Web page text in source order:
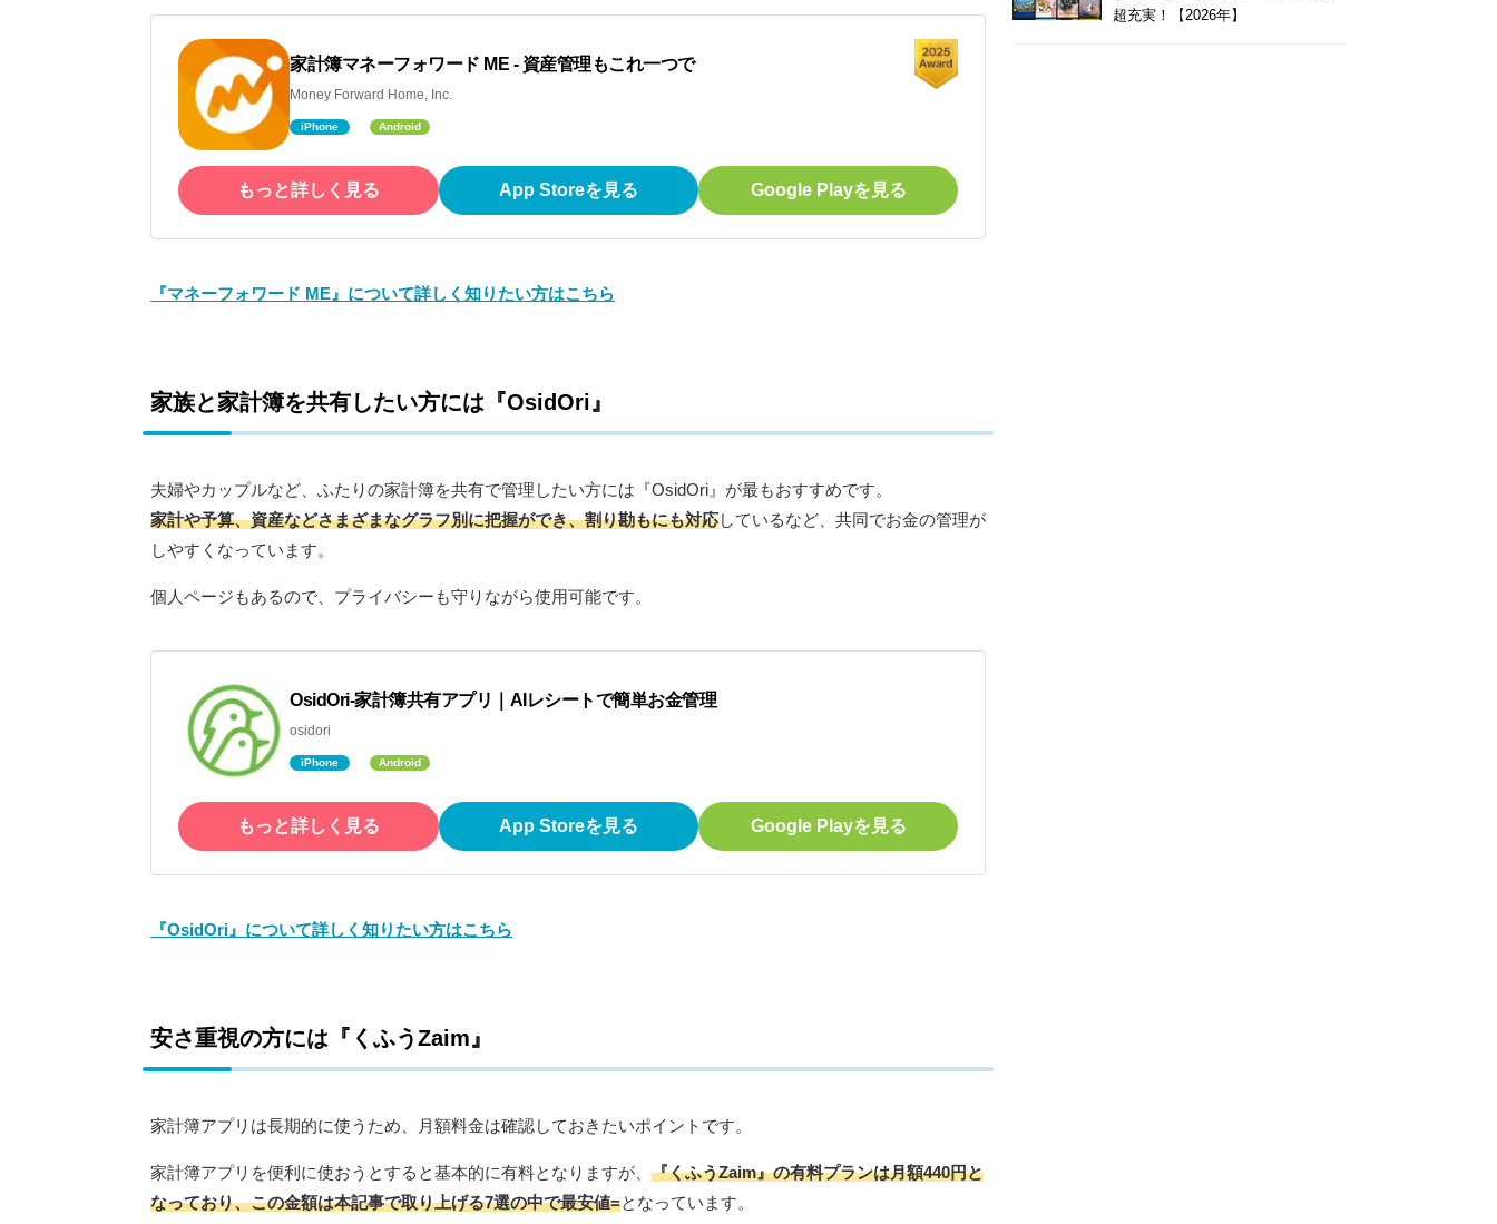
家計簿マネーフォワード ME - 資産管理もこれ一つで
Money Forward Home, Inc.
iPhone Android
もっと詳しく見る App Storeを見る Google Playを見る
『マネーフォワード ME』について詳しく知りたい方はこちら
家族と家計簿を共有したい方には『OsidOri』
夫婦やカップルなど、ふたりの家計簿を共有で管理したい方には『OsidOri』が最もおすすめです。
家計や予算、資産などさまざまなグラフ別に把握ができ、割り勘もにも対応しているなど、共同でお金の管理が
しやすくなっています。
個人ページもあるので、プライバシーも守りながら使用可能です。
OsidOri-家計簿共有アプリ｜AIレシートで簡単お金管理
osidori
iPhone Android
もっと詳しく見る App Storeを見る Google Playを見る
『OsidOri』について詳しく知りたい方はこちら
安さ重視の方には『くふうZaim』
家計簿アプリは長期的に使うため、月額料金は確認しておきたいポイントです。
家計簿アプリを便利に使おうとすると基本的に有料となりますが、『くふうZaim』の有料プランは月額440円と
なっており、この金額は本記事で取り上げる7選の中で最安値=となっています。
超充実！【2026年】